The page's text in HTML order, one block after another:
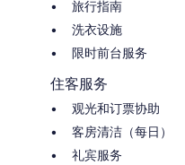
旅行指南
洗衣设施
限时前台服务
住客服务
观光和订票协助
客房清洁（每日）
礼宾服务